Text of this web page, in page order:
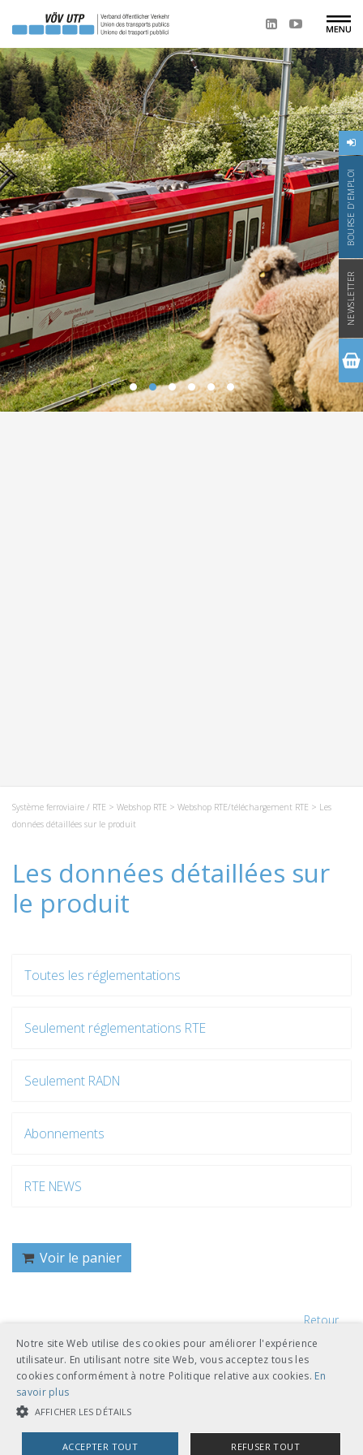
BOURSE D'EMPLOI
NEWSLETTER
Système ferroviaire / RTE > Webshop RTE > Webshop RTE/téléchargement RTE > Les
données détaillées sur le produit
Les données détaillées sur
le produit
Toutes les réglementations
Seulement réglementations RTE
Seulement RADN
Abonnements
RTE NEWS
Voir le panier
Retour
UNION DES TRANSPORTS PUBLICS
Dählhölzliweg 12
Notre site Web utilise des cookies pour améliorer l'expérience
utilisateur. En utilisant notre site Web, vous acceptez tous les
cookies conformément à notre Politique relative aux cookies. En
savoir plus
AFFICHER LES DÉTAILS
ACCEPTER TOUT REFUSER TOUT